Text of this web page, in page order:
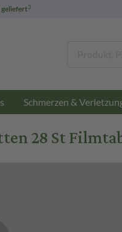
geliefert3
Schmerzen &
28 St